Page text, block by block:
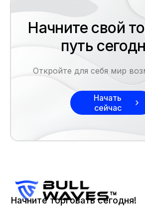
Начните свой
путь
Откройте для себя мир
Начать
сейчас
Начните торговать сегодня!